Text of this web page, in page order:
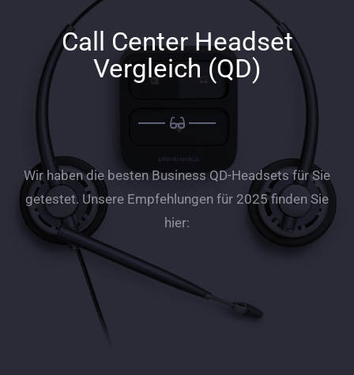
Call Center Headset
Vergleich (QD)
Wir haben die besten Business QD-Headsets für Sie
getestet. Unsere Empfehlungen für 2025 finden Sie
hier: